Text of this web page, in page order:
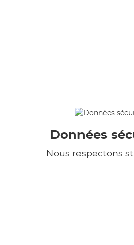
Données
Nous respectons